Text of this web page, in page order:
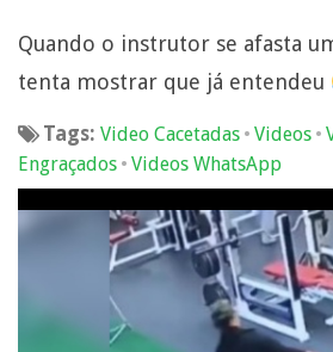
Quando o instrutor se afasta
tenta mostrar que já entendeu
Tags: Video Cacetadas • Videos •
Engraçados • Videos WhatsApp